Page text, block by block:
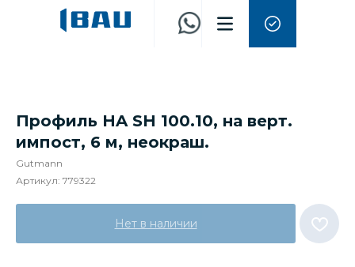
Профиль HA SH 100.10, на верт.
импост, 6 м, неокраш.
Gutmann
Артикул: 779322
Нет в наличии